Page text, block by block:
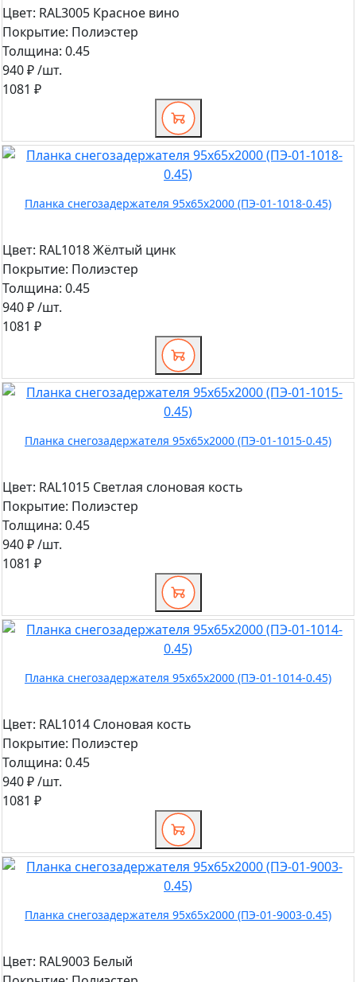
Цвет: RAL3005 Красное вино
Покрытие: Полиэстер
Толщина: 0.45
940 ₽/шт.
1081 ₽
Планка снегозадержателя 95х65х2000 (ПЭ-01-1018-0.45)
Цвет: RAL1018 Жёлтый цинк
Покрытие: Полиэстер
Толщина: 0.45
940 ₽/шт.
1081 ₽
Планка снегозадержателя 95х65х2000 (ПЭ-01-1015-0.45)
Цвет: RAL1015 Светлая слоновая кость
Покрытие: Полиэстер
Толщина: 0.45
940 ₽/шт.
1081 ₽
Планка снегозадержателя 95х65х2000 (ПЭ-01-1014-0.45)
Цвет: RAL1014 Слоновая кость
Покрытие: Полиэстер
Толщина: 0.45
940 ₽/шт.
1081 ₽
Планка снегозадержателя 95х65х2000 (ПЭ-01-9003-0.45)
Цвет: RAL9003 Белый